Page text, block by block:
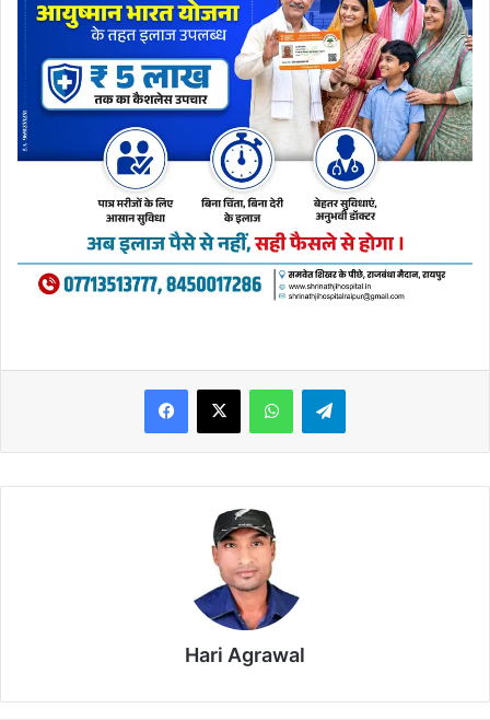
WhatsAppTelegram
Hari Agrawal